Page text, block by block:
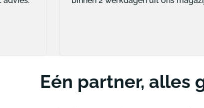
Eén partner, alles